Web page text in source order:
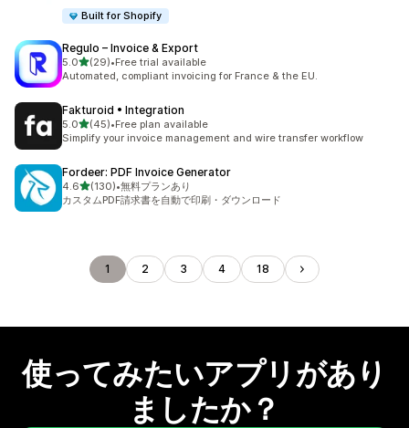
Built for Shopify
Regulo – Invoice & Export
5.05つ星中
(29)
合計レビュー数：29件
•Free trial available
Automated, compliant invoicing for France & the EU.
Fakturoid • Integration
5.05つ星中
(45)
合計レビュー数：45件
•Free plan available
Simplify your invoice management and wire transfer workflow
Fordeer: PDF Invoice Generator
4.65つ星中
(130)
合計レビュー数：130件
•無料プランあり
カスタムPDF請求書を自動で印刷・ダウンロード
1 2 3 4 18
使ってみたいアプリがあり
ましたか？